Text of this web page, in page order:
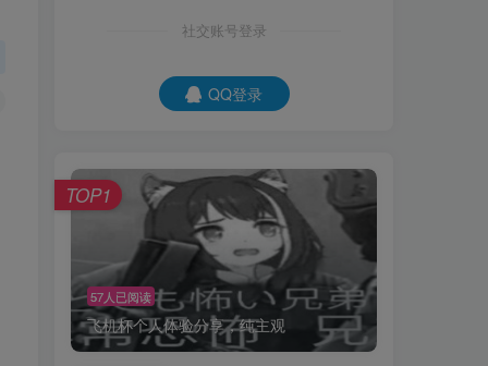
社交账号登录
QQ登录
57人已阅读
飞机杯个人体验分享，纯主观
TOP1